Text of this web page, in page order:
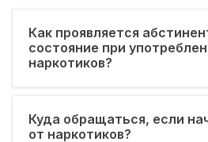
Как проявляется
состояние при
наркотиков?
Куда обращаться, если
от наркотиков?